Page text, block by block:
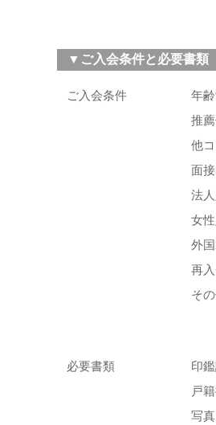
▼ご入会条件と必要書類
ご入会条件
年
推
他
面接
法
女
外
再
そ
必要書類
印
戸
写真